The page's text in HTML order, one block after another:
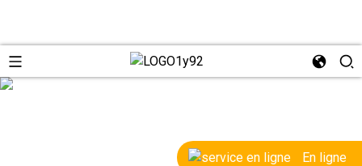
En ligne